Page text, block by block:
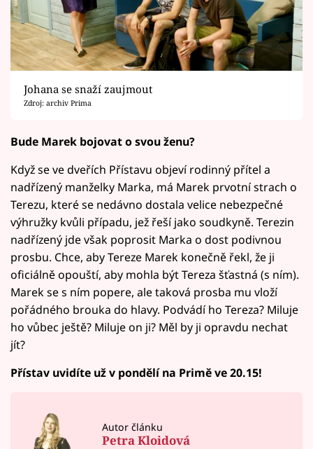
Johana se snaží zaujmout
Zdroj: archiv Prima
Bude Marek bojovat o svou ženu?
Když se ve dveřích Přístavu objeví rodinný přítel a
nadřízený manželky Marka, má Marek prvotní strach o
Terezu, které se nedávno dostala velice nebezpečné
výhružky kvůli případu, jež řeší jako soudkyně. Terezin
nadřízený jde však poprosit Marka o dost podivnou
prosbu. Chce, aby Tereze Marek konečně řekl, že ji
oficiálně opouští, aby mohla být Tereza šťastná (s ním).
Marek se s ním popere, ale taková prosba mu vloží
pořádného brouka do hlavy. Podvádí ho Tereza? Miluje
ho vůbec ještě? Miluje on ji? Měl by ji opravdu nechat
jít?
Přístav uvidíte už v pondělí na Primě ve 20.15!
Autor článku
Petra Kloidová